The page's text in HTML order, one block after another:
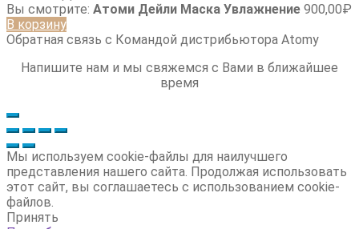
Вы смотрите: Атоми Дейли Маска Увлажнение 900,00₽
В корзину
Обратная связь с Командой дистрибьютора Atomy
Напишите нам и мы свяжемся с Вами в ближайшее
время
Мы используем cookie-файлы для наилучшего
представления нашего сайта. Продолжая использовать
этот сайт, вы соглашаетесь с использованием cookie-
файлов.
Принять